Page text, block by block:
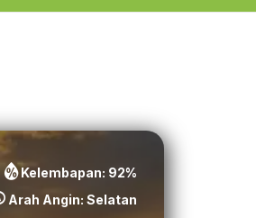
Kelembapan: 92%
Arah Angin: Selatan